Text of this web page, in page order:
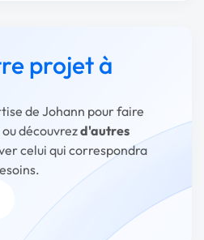
projet à
de Johann pour faire
découvrezd'autres
celui qui correspondra